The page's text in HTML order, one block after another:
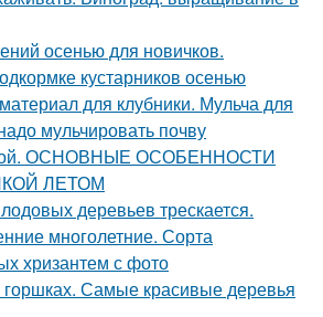
осенью для новичков.
кустарников осенью
для клубники. Мульча для
мульчировать почву
ОСНОВНЫЕ ОСОБЕННОСТИ
ЛЕТОМ
деревьев трескается.
многолетние. Сорта
хризантем с фото
Самые красивые деревья